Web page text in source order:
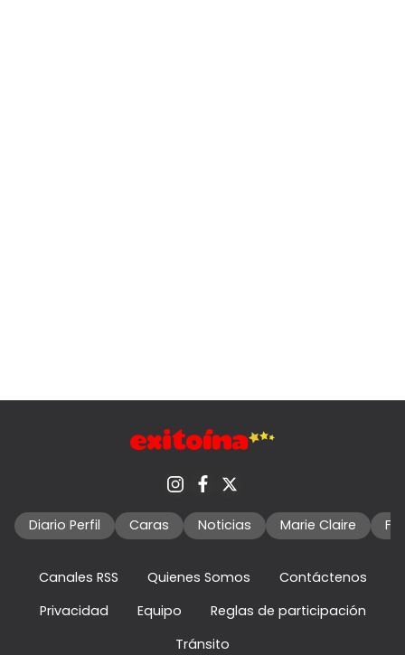
Diario Perfil Caras Noticias Marie Claire
Canales RSS Quienes Somos
Contáctenos
Privacidad
Equipo
Reglas de participación
Tránsito